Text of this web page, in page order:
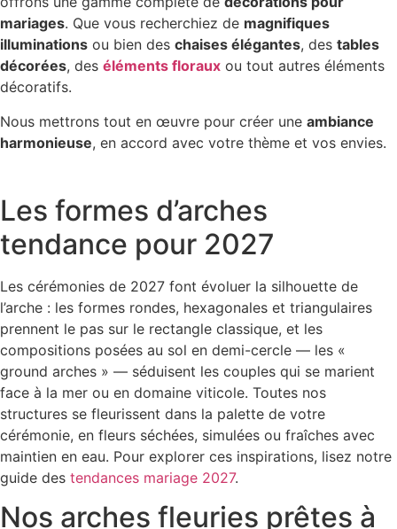
mariages. Que vous recherchiez de magnifiques
illuminations ou bien des chaises élégantes, des tables
décorées, des éléments floraux ou tout autres éléments
décoratifs.
Nous mettrons tout en œuvre pour créer une ambiance
harmonieuse, en accord avec votre thème et vos envies.
Les formes d’arches
tendance pour 2027
Les cérémonies de 2027 font évoluer la silhouette de
l’arche : les formes rondes, hexagonales et triangulaires
prennent le pas sur le rectangle classique, et les
compositions posées au sol en demi-cercle — les «
ground arches » — séduisent les couples qui se marient
face à la mer ou en domaine viticole. Toutes nos
structures se fleurissent dans la palette de votre
cérémonie, en fleurs séchées, simulées ou fraîches avec
maintien en eau. Pour explorer ces inspirations, lisez notre
guide des tendances mariage 2027.
Nos arches fleuries prêtes à